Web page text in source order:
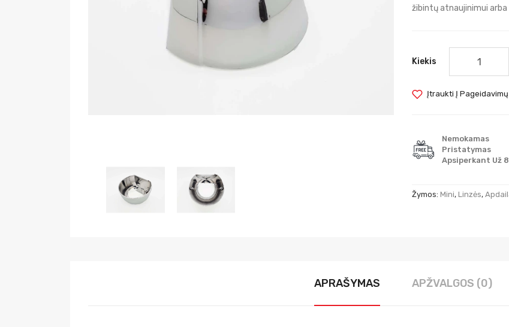
žibintų atnaujinimui arba
Kiekis
Įtraukti Į Pageidavimų
Nemokamas
Pristatymas
Apsiperkant Už
Žymos: Mini, Linzės,
APRAŠYMAS APŽVALGOS (0)